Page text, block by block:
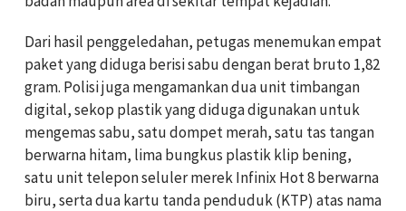
Dari hasil penggeledahan, petugas menemukan empat
paket yang diduga berisi sabu dengan berat bruto 1,82
gram. Polisi juga mengamankan dua unit timbangan
digital, sekop plastik yang diduga digunakan untuk
mengemas sabu, satu dompet merah, satu tas tangan
berwarna hitam, lima bungkus plastik klip bening,
satu unit telepon seluler merek Infinix Hot 8 berwarna
biru, serta dua kartu tanda penduduk (KTP) atas nama